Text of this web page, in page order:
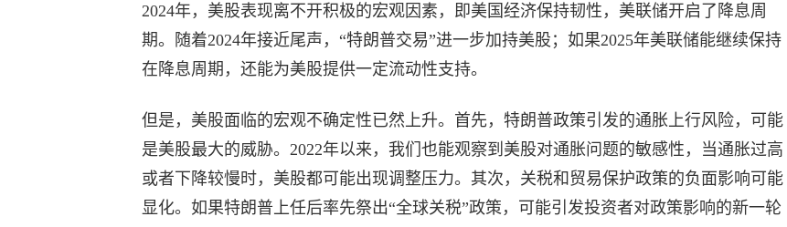
2024年，美股表现离不开积极的宏观因素，即美国经济保持韧性，美联储开启了降息周
期。随着2024年接近尾声，“特朗普交易”进一步加持美股；如果2025年美联储能继续保持
在降息周期，还能为美股提供一定流动性支持。
但是，美股面临的宏观不确定性已然上升。首先，特朗普政策引发的通胀上行风险，可能
是美股最大的威胁。2022年以来，我们也能观察到美股对通胀问题的敏感性，当通胀过高
或者下降较慢时，美股都可能出现调整压力。其次，关税和贸易保护政策的负面影响可能
显化。如果特朗普上任后率先祭出“全球关税”政策，可能引发投资者对政策影响的新一轮